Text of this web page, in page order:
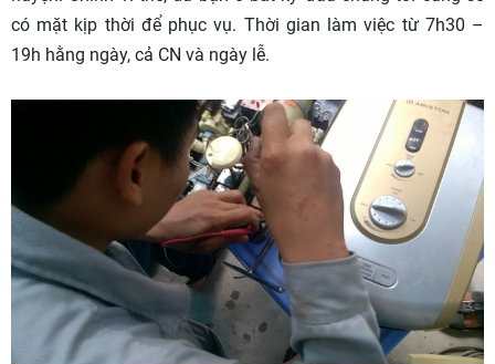
có mặt kịp thời để phục vụ. Thời gian làm việc từ 7h30 –
19h hằng ngày, cả CN và ngày lễ.